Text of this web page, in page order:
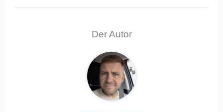
Der Autor